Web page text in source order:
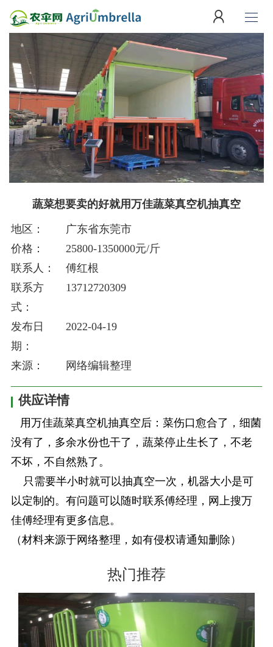
蔬菜想要卖的好就用万佳蔬菜真空机抽真空
地区：
广东省东莞市
价格：
25800-1350000元/斤
联系人：
傅红根
联系方
式：
13712720309
发布日
期：
2022-04-19
来源： 网络编辑整理
供应详情
用万佳蔬菜真空机抽真空后：菜伤口愈合了，细菌
没有了，多余水份也干了，蔬菜停止生长了，不老
不坏，不自然熟了。
只需要半小时就可以抽真空一次，机器大小是可
以定制的。有问题可以随时联系傅经理，网上搜万
佳傅经理有更多信息。
（材料来源于网络整理，如有侵权请通知删除）
热门推荐